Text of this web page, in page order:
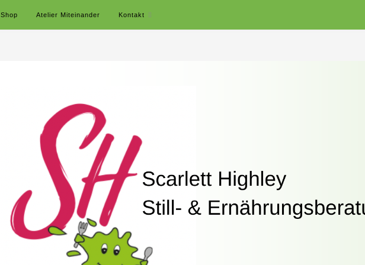
Shop Atelier Miteinander Kontakt